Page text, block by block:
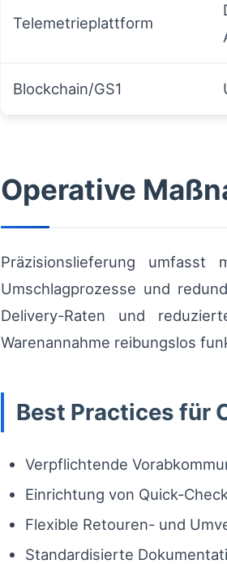
Telemetrieplattform
Blockchain/GS1
Operative
Präzisionslieferung
Umschlagprozesse und
Delivery-Raten und
Warenannahme reibungslos
Best Practices für
Verpflichtende
Einrichtung von Quick-
Flexible Retouren- und
Standardisierte